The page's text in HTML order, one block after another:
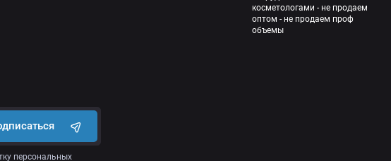
косметологами - не продаем
оптом - не продаем проф
объемы
персональных